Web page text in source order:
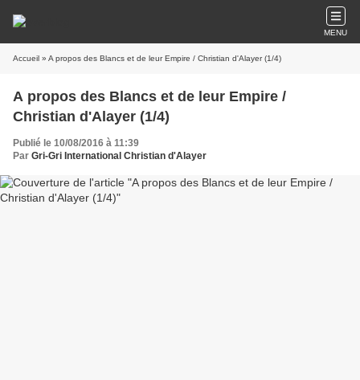
MENU
Accueil » A propos des Blancs et de leur Empire / Christian d'Alayer (1/4)
A propos des Blancs et de leur Empire /
Christian d'Alayer (1/4)
Publié le 10/08/2016 à 11:39
Par Gri-Gri International Christian d'Alayer